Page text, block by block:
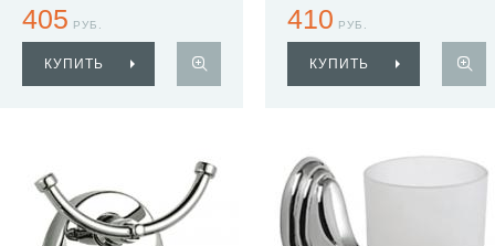
405 РУБ.
КУПИТЬ
410 РУБ.
КУПИТЬ